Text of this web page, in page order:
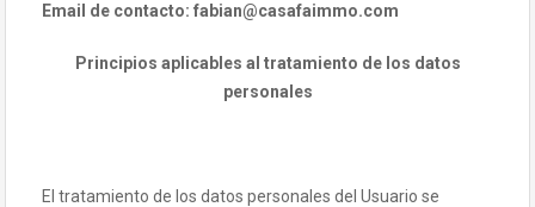
Email de contacto: fabian@casafaimmo.com
Principios aplicables al tratamiento de los datos
personales
El tratamiento de los datos personales del Usuario se